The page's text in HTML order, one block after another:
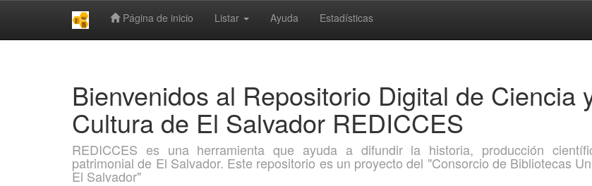
Página de inicio Listar Ayuda Estadísticas
Bienvenidos al Repositorio Digital de Ciencia
Cultura de El Salvador REDICCES
REDICCES es una herramienta que ayuda a difundir la historia, producción
patrimonial de El Salvador. Este repositorio es un proyecto del "Consorcio de Bibliotecas
El Salvador"